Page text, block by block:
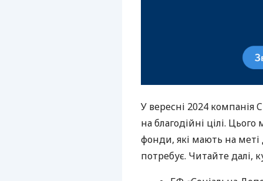
У вересні 2024 компанія
на благодійні цілі.
фонди, які мають на
потребує. Читайте далі,